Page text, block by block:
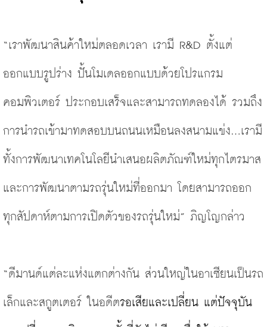
“เราพัฒนาสินค้าใหม่ตลอดเวลา เรามี R&D ตั้งแต่
ออกแบบรูปร่าง ปั้นโมเดลออกแบบด้วยโปรแกรม
คอมพิวเตอร์ ประกอบเสร็จและสามารถทดลองได้ รวมถึง
การนำรถเข้ามาทดสอบบนถนนเหมือนลงสนามแข่ง...เรามี
ทั้งการพัฒนาเทคโนโลยีนำเสนอผลิตภัณฑ์ใหม่ทุกไตรมาส
และการพัฒนาตามรถรุ่นใหม่ที่ออกมา โดยสามารถออก
ทุกสัปดาห์ตามการเปิดตัวของรถรุ่นใหม่” ภิญโญกล่าว
“ดีมานด์แต่ละแห่งแตกต่างกัน ส่วนใหญ่ในอาเซียนเป็นรถ
เล็กและสกูตเตอร์ ในอดีตรอเสียและเปลี่ยน แต่ปัจจุบัน